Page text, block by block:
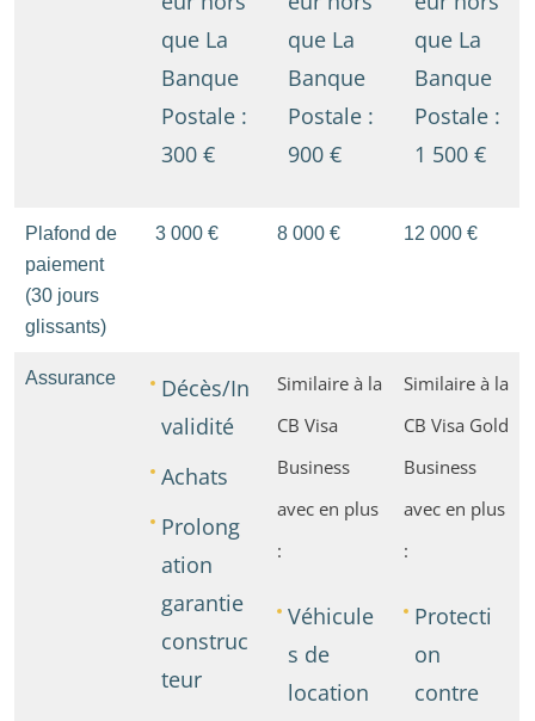
que La
Banque
Postale :
300 €
que La
Banque
Postale :
900 €
que La
Banque
Postale :
1 500 €
Plafond de
paiement
(30 jours
glissants)
3 000 € 8 000 € 12 000 €
Assurance
Décès/In
validité
Achats
Prolong
ation
garantie
construc
teur
Similaire à la
CB Visa
Business
avec en plus
:
Véhicule
s de
location
Similaire à la
CB Visa Gold
Business
avec en plus
:
Protecti
on
contre